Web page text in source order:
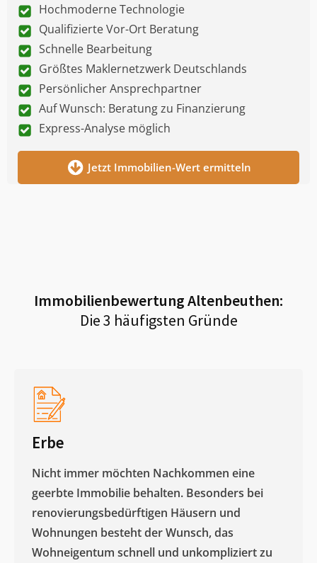
Hochmoderne Technologie
Qualifizierte Vor-Ort Beratung
Schnelle Bearbeitung
Größtes Maklernetzwerk Deutschlands
Persönlicher Ansprechpartner
Auf Wunsch: Beratung zu Finanzierung
Express-Analyse möglich
Jetzt Immobilien-Wert ermitteln
ImmobilienbewertungAltenbeuthen:
Die 3 häufigsten Gründe
Erbe
Nicht immer möchten Nachkommen eine
geerbte Immobilie behalten. Besonders bei
renovierungsbedürftigen Häusern und
Wohnungen besteht der Wunsch, das
Wohneigentum schnell und unkompliziert zu